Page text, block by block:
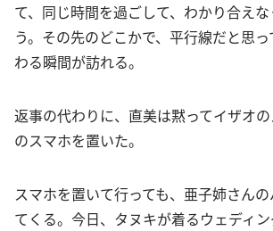
て、同じ時間を過ごして、わかり合え
う。その先のどこかで、平行線だと思
わる瞬間が訪れる。
返事の代わりに、直美は黙ってイザオ
のスマホを置いた。
スマホを置いて行っても、亜子姉さん
てくる。今日、タヌキが着るウェディ